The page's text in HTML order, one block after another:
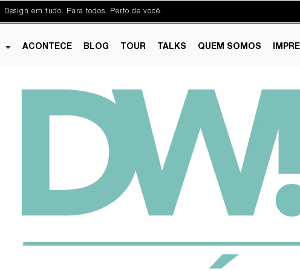
Design em tudo. Para todos. Perto de você.
ACONTECE BLOG TOUR TALKS QUEM SOMOS